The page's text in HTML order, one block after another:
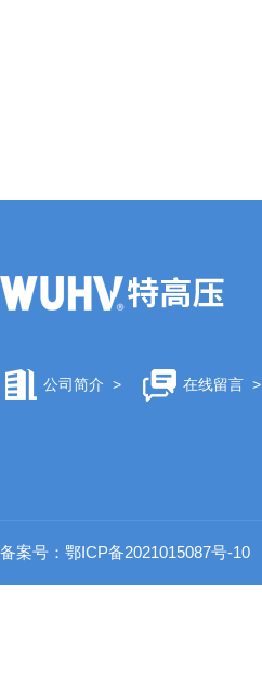
公司简介 > 在线留言>
备案号：鄂ICP备2021015087号-10